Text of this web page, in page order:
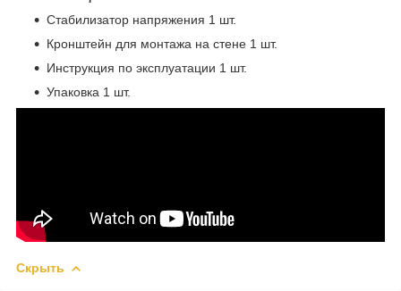
Стабилизатор напряжения 1 шт.
Кронштейн для монтажа на стене 1 шт.
Инструкция по эксплуатации 1 шт.
Упаковка 1 шт.
Скрыть